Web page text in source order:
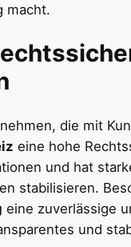
macht.
die mit
eine hohe
und hat
stabilisieren.
eine zuverlässige
und